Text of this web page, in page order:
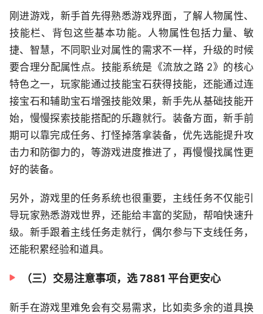
刚进游戏，新手首先得熟悉游戏界面，了解人物属性、
技能栏、背包这些基本功能。人物属性包括力量、敏
捷、智慧，不同职业对属性的需求不一样，升级的时候
要合理分配属性点。技能系统是《流放之路 2》的核心
特色之一，玩家能通过技能宝石获得技能，还能通过连
接宝石和辅助宝石增强技能效果，新手先从基础技能开
始，慢慢探索技能搭配的乐趣就行。装备方面，新手前
期可以靠完成任务、打怪掉落拿装备，优先选能提升攻
击力和防御力的，等游戏进度推进了，再慢慢找属性更
好的装备。
另外，游戏里的任务系统也很重要，主线任务不仅能引
导玩家熟悉游戏世界，还能给丰富的奖励，帮咱快速升
级。新手跟着主线任务走就行，偶尔参与下支线任务，
还能积累经验和道具。
（三）交易注意事项，选 7881 平台更安心
新手在游戏里难免会有交易需求，比如卖多余的道具换